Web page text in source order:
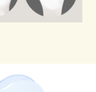
구치 보철